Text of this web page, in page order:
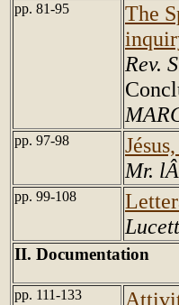
pp. 81-95
The
Rev.
pp. 97-98
Mr.
pp. 99-108
II. Documentation
pp. 111-133